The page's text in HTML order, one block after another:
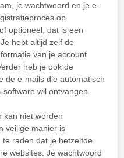
je wachtwoord en je e-
op
optioneel, dat is een
hebt altijd zelf de
van je account
heb je ook de
de e-mails die automatisch
wil ontvangen.
kan niet worden
veilige manier is
raden dat je hetzelfde
websites. Je wachtwoord